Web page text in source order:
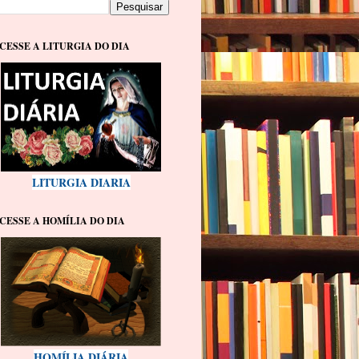
A LITURGIA DO DIA
LITURGIA DIARIA
A HOMÍLIA DO DIA